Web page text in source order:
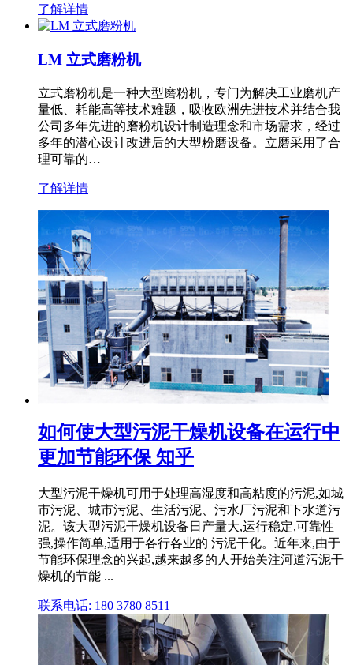
了解详情
LM 立式磨粉机
立式磨粉机是一种大型磨粉机，专门为解决工业磨机产
量低、耗能高等技术难题，吸收欧洲先进技术并结合我
公司多年先进的磨粉机设计制造理念和市场需求，经过
多年的潜心设计改进后的大型粉磨设备。立磨采用了合
理可靠的…
了解详情
如何使大型污泥干燥机设备在运行中
更加节能环保 知乎
大型污泥干燥机可用于处理高湿度和高粘度的污泥,如城
市污泥、城市污泥、生活污泥、污水厂污泥和下水道污
泥。该大型污泥干燥机设备日产量大,运行稳定,可靠性
强,操作简单,适用于各行各业的 污泥干化。近年来,由于
节能环保理念的兴起,越来越多的人开始关注河道污泥干
燥机的节能 ...
联系电话: 180 3780 8511